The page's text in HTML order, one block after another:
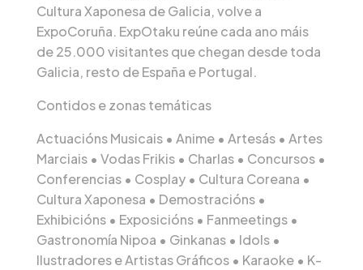
Cultura Xaponesa de Galicia, volve a
ExpoCoruña. ExpOtaku reúne cada ano máis
de 25.000 visitantes que chegan desde toda
Galicia, resto de España e Portugal.
Contidos e zonas temáticas
Actuacións Musicais • Anime • Artesás • Artes
Marciais • Vodas Frikis • Charlas • Concursos •
Conferencias • Cosplay • Cultura Coreana •
Cultura Xaponesa • Demostracións •
Exhibicións • Exposicións • Fanmeetings •
Gastronomía Nipoa • Ginkanas • Idols •
Ilustradores e Artistas Gráficos • Karaoke • K-